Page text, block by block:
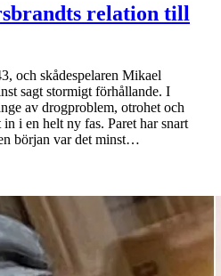
relation till
och skådespelaren Mikael
sagt stormigt förhållande. I
av drogproblem, otrohet och
i en helt ny fas. Paret har snart
början var det minst…